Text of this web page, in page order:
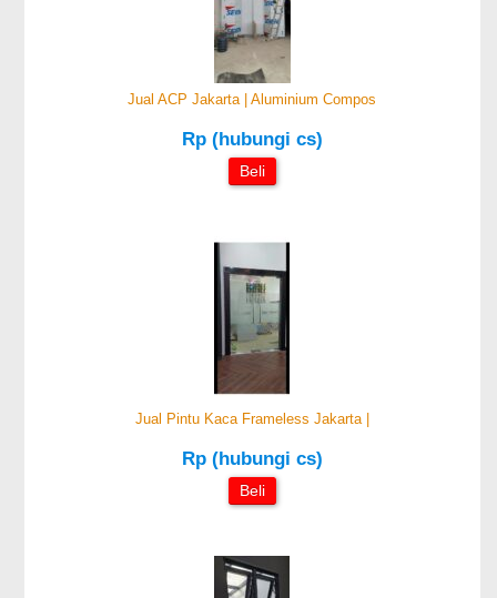
Jual ACP Jakarta | Aluminium Compos
Rp (hubungi cs)
Beli
Jual Pintu Kaca Frameless Jakarta |
Rp (hubungi cs)
Beli